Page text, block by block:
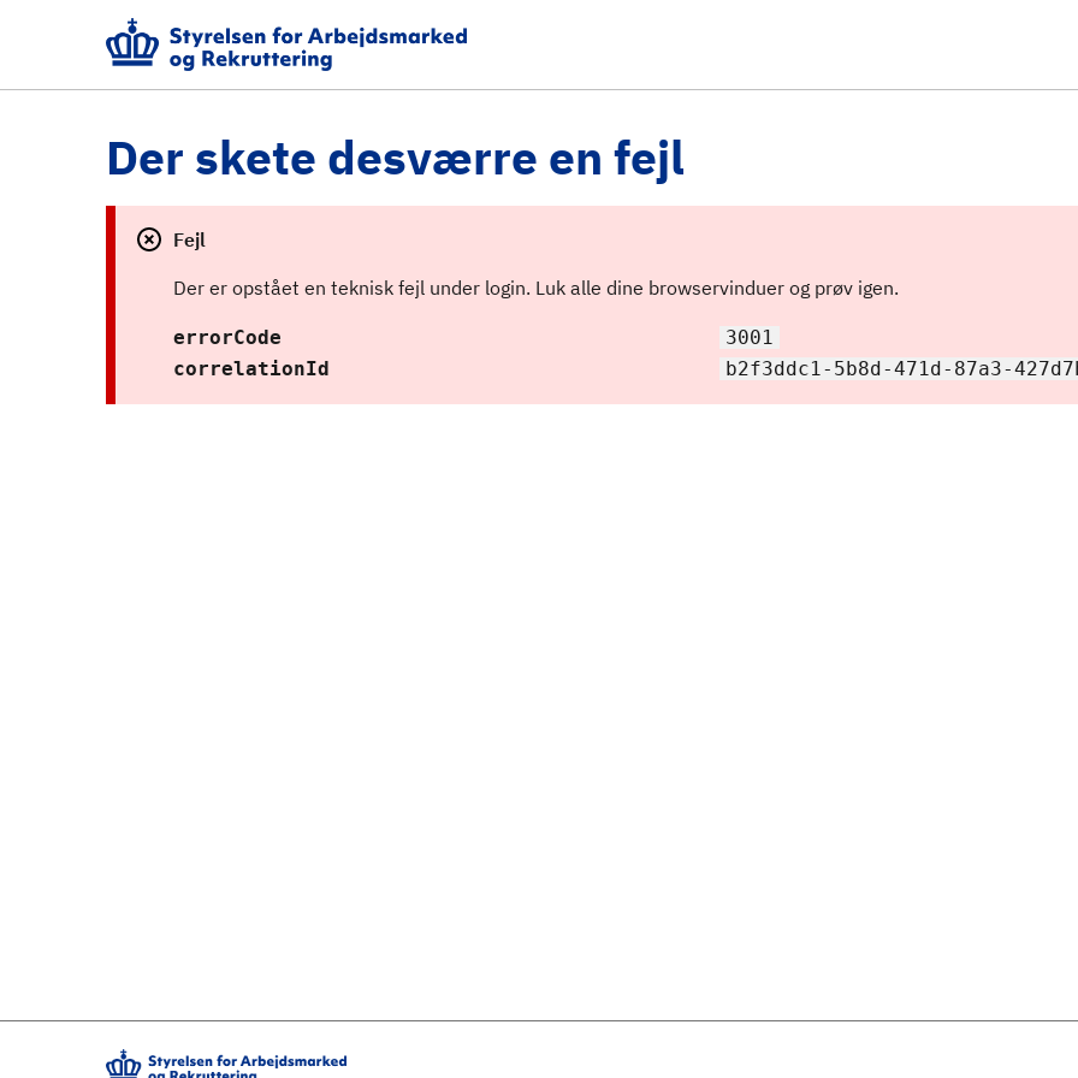
Der skete desværre en fejl
Fejl
Der er opstået en teknisk fejl under login. Luk alle dine browservinduer og prøv igen.
errorCode
3001
correlationId
b2f3ddc1-5b8d-471d-87a3-